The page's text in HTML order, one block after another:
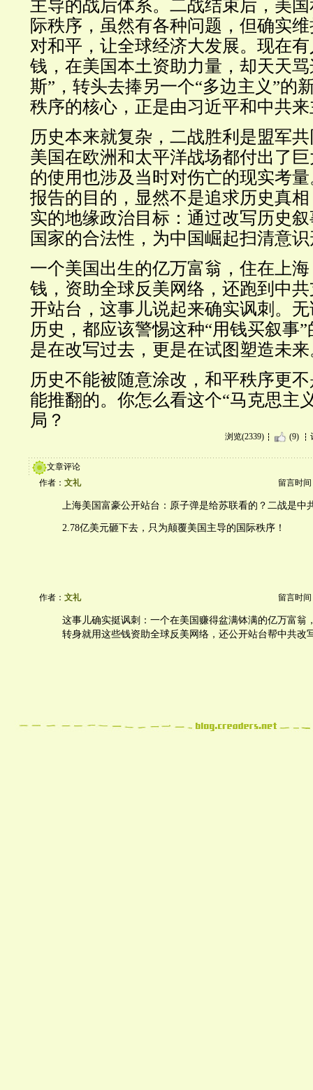
主导的战后体系。二战结束后，美
际秩序，虽然有各种问题，但确实
对和平，让全球经济大发展。现在
钱，在美国本土资助力量，却天天
斯”，转头去捧另一个“多边主义”的
秩序的核心，正是由习近平和中共
历史本来就复杂，二战胜利是盟军
美国在欧洲和太平洋战场都付出了
的使用也涉及当时对伤亡的现实考
报告的目的，显然不是追求历史真
实的地缘政治目标：通过改写历史
国家的合法性，为中国崛起扫清意
一个美国出生的亿万富翁，住在上
钱，资助全球反美网络，还跑到中
开站台，这事儿说起来确实讽刺。
历史，都应该警惕这种“用钱买叙事
是在改写过去，更是在试图塑造未
历史不能被随意涂改，和平秩序更
能推翻的。你怎么看这个“马克思主
局？
浏览(2339) (9)
文章评论
作者： 文礼 留言时间
上海美国富豪公开站台：原子弹是给苏联看的？二战是中
2.78亿美元砸下去，只为颠覆美国主导的国际秩序！
作者： 文礼 留言时间
这事儿确实挺讽刺：一个在美国赚得盆满钵满的亿万富翁
转身就用这些钱资助全球反美网络，还公开站台帮中共改